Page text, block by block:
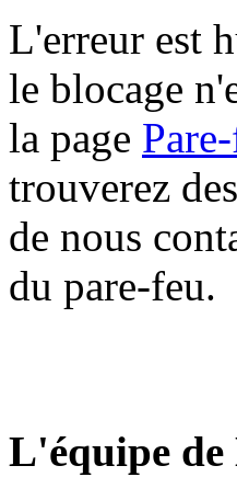
L'erreur est
le blocage
la page
trouverez
de nous
du pare-feu.
L'équipe de